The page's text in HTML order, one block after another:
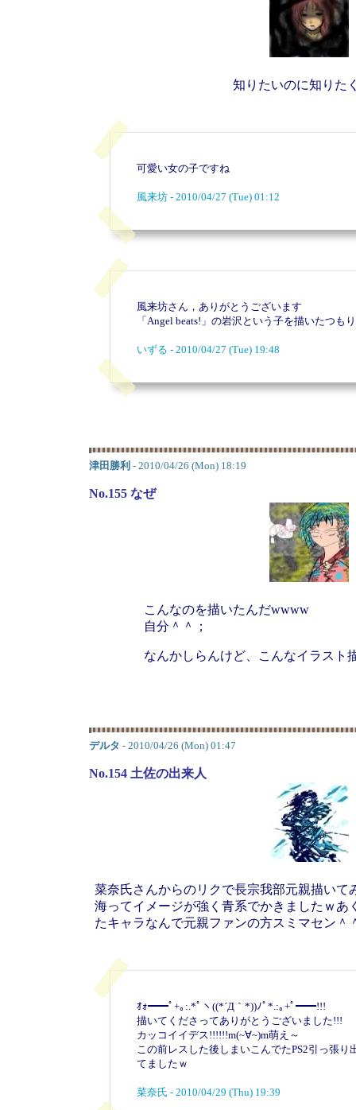
知りたいのに知りた
可愛い女の子ですね
風来坊 - 2010/04/27 (Tue) 01:12
風来坊さん，ありがとうございます
「Angel beats!」の岩沢という子を描いたつも
いずる - 2010/04/27 (Tue) 19:48
津田勝利 - 2010/04/26 (Mon) 18:19
No.155 なぜ
こんなのを描いたんだwwww
自分＾＾；
なんかしらんけど、こんなイラスト
デルタ - 2010/04/26 (Mon) 01:47
No.154 土佐の出来人
菜奈氏さんからのリクで長宗我部元親描いて
海ってイメージが強く青系でかきましたｗあ
たキャラなんで元親ファンの方スミマセン＾
ｵｫ━━ﾟ+｡:.*ﾟヽ((*´Д｀*))ﾉﾟ*.:｡+ﾟ━━!!!
描いてくださってありがとうございました!!!
カッコイイデス!!!!!!m(~∀~)m萌え～
この前レスした後しまいこんでたPS2引っ張り
てましたｗ
菜奈氏 - 2010/04/29 (Thu) 19:39